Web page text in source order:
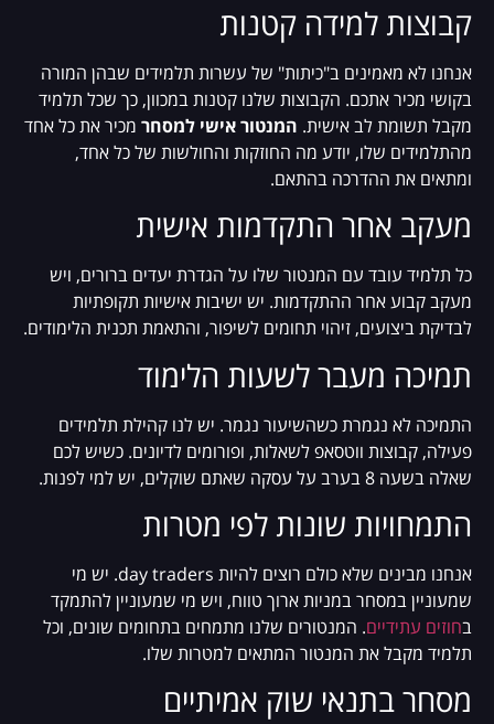
קבוצות למידה קטנות
אנחנו לא מאמינים ב"כיתות" של עשרות תלמידים שבהן המורה
בקושי מכיר אתכם. הקבוצות שלנו קטנות במכוון, כך שכל תלמיד
מקבל תשומת לב אישית. המנטור אישי למסחר מכיר את כל אחד
מהתלמידים שלו, יודע מה החוזקות והחולשות של כל אחד,
ומתאים את ההדרכה בהתאם.
מעקב אחר התקדמות אישית
כל תלמיד עובד עם המנטור שלו על הגדרת יעדים ברורים, ויש
מעקב קבוע אחר ההתקדמות. יש ישיבות אישיות תקופתיות
לבדיקת ביצועים, זיהוי תחומים לשיפור, והתאמת תכנית הלימודים.
תמיכה מעבר לשעות הלימוד
התמיכה לא נגמרת כשהשיעור נגמר. יש לנו קהילת תלמידים
פעילה, קבוצות ווטסאפ לשאלות, ופורומים לדיונים. כשיש לכם
שאלה בשעה 8 בערב על עסקה שאתם שוקלים, יש למי לפנות.
התמחויות שונות לפי מטרות
אנחנו מבינים שלא כולם רוצים להיות day traders. יש מי
שמעוניין במסחר במניות ארוך טווח, ויש מי שמעוניין להתמקד
בחוזים עתידיים. המנטורים שלנו מתמחים בתחומים שונים, וכל
תלמיד מקבל את המנטור המתאים למטרות שלו.
מסחר בתנאי שוק אמיתיים